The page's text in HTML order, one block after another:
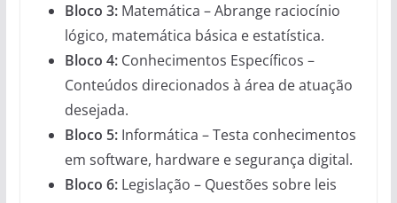
Bloco 3:Matemática – Abrange raciocínio
lógico, matemática básica e estatística.
Bloco 4:Conhecimentos Específicos –
Conteúdos direcionados à área de atuação
desejada.
Bloco 5:Informática – Testa conhecimentos
em software, hardware e segurança digital.
Bloco 6:Legislação – Questões sobre leis